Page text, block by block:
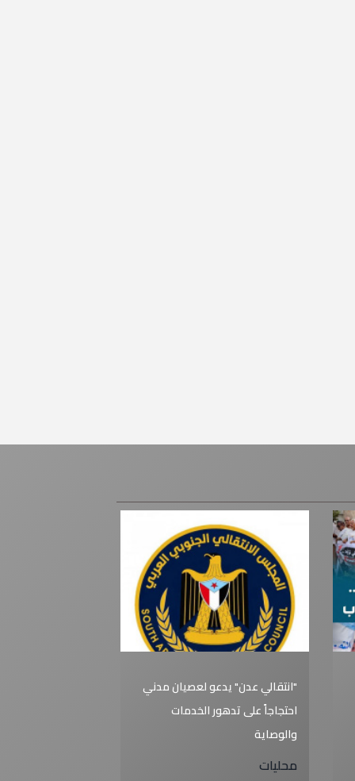
"انتقالي عدن" يدعو لعصيان مدني
احتجاجاً على تدهور الخدمات
والوصاية
محليات